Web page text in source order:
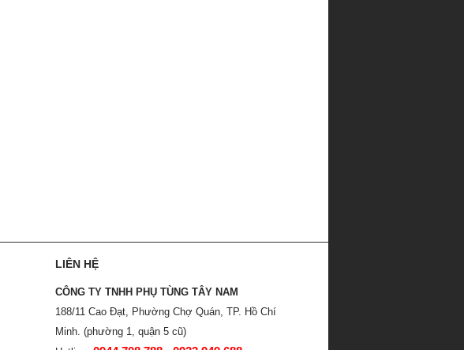
LIÊN HỆ
CÔNG TY TNHH PHỤ TÙNG TÂY NAM
188/11 Cao Đạt, Phường Chợ Quán, TP. Hồ Chí
Minh. (phường 1, quận 5 cũ)